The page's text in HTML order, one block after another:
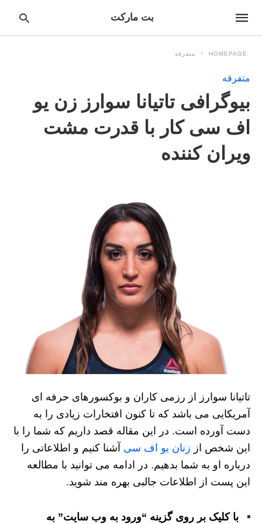
بت مارکت
HOMEPAGE متفرقه
متفرقه
بیوگرافی تاتیانا سوارز زن یو
اف سی کار با قدرت مشت
ویران کننده
تاتیانا سوارز از رزمی کاران و بوکسورهای حرفه ای
آمریکایی می باشد که تا کنون افتخارات زیادی را به
دست آورده است. در این مقاله قصد داریم که شما را با
این شخص از زنان یو اف سی آشنا کنیم و اطلاعاتی را
درباره او به شما بدهیم. در ادامه می توانید با مطالعه
این پست از اطلاعات جالبی بهره مند شوید.
با کلیک بر روی گزینه “ورود به وب سایت” به